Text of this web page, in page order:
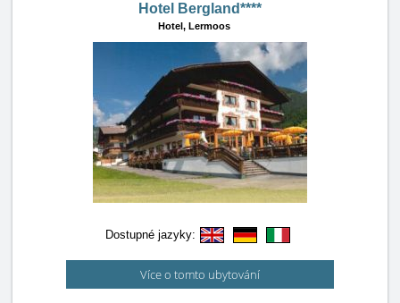
Hotel Bergland****
Hotel, Lermoos
Dostupné jazyky:
Více o tomto ubytování